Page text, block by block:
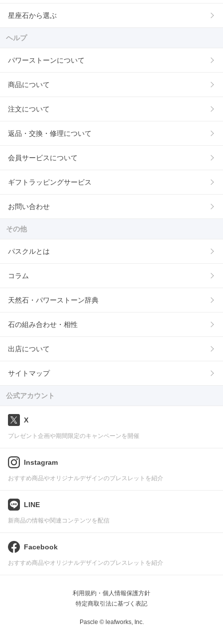
星座石から選ぶ
ヘルプ
パワーストーンについて
商品について
注文について
返品・交換・修理について
会員サービスについて
ギフトラッピングサービス
お問い合わせ
その他
パスクルとは
コラム
天然石・パワーストーン辞典
石の組み合わせ・相性
出店について
サイトマップ
公式アカウント
X
プレゼント企画や期間限定のキャンペーンを開催
Instagram
おすすめ商品やオリジナルデザインのブレスレットを紹介
LINE
新商品の情報や関連コンテンツを配信
Facebook
おすすめ商品やオリジナルデザインのブレスレットを紹介
利用規約・個人情報保護方針
特定商取引法に基づく表記
Pascle © leafworks, Inc.